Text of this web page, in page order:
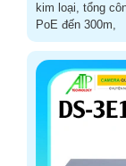
kim loại, tổng
PoE đến 300m,